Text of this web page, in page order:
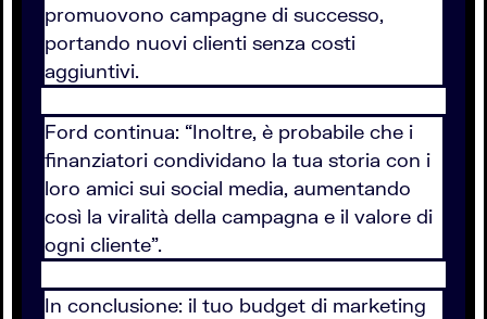
promuovono campagne di successo,
portando nuovi clienti senza costi
aggiuntivi.
Ford continua: “Inoltre, è probabile che i
finanziatori condividano la tua storia con i
loro amici sui social media, aumentando
così la viralità della campagna e il valore di
ogni cliente”.
In conclusione: il tuo budget di marketing